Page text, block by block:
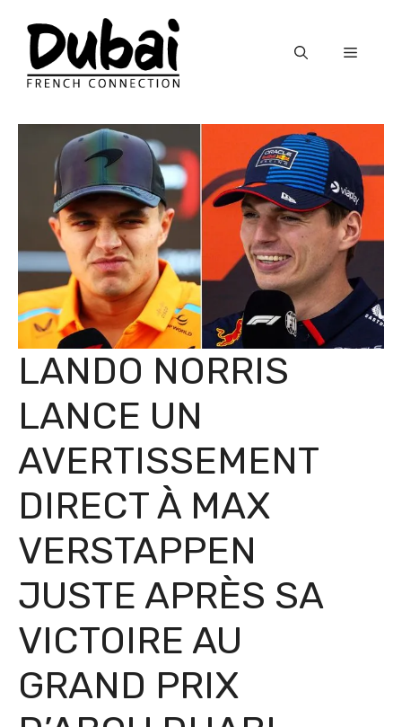
content
Menu
LANDO NORRIS
LANCE UN
AVERTISSEMENT
DIRECT À MAX
VERSTAPPEN
JUSTE APRÈS SA
VICTOIRE AU
GRAND PRIX